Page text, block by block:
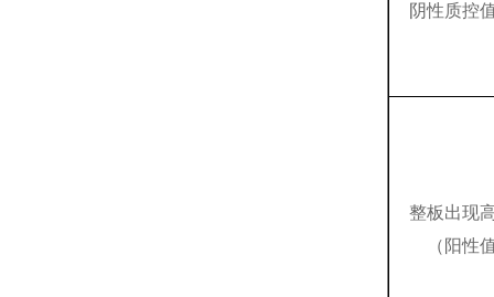
阴性质控
整板出现
（阳性